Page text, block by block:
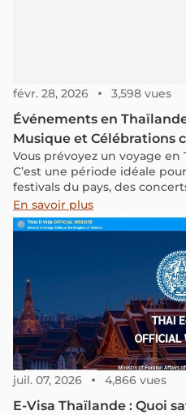
févr. 28, 2026 3,598 vues
Événements en
Musique et Célébrations
Vous prévoyez un voyage en
C’est une période idéale
festivals du pays, des
cérémonies dans les
célébrations culturelles à
En savoir plus
juil. 07, 2026 4,866 vues
E-Visa Thaïlande : Quoi